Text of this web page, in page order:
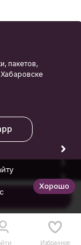
Избранное
пакетов,
Хорошо